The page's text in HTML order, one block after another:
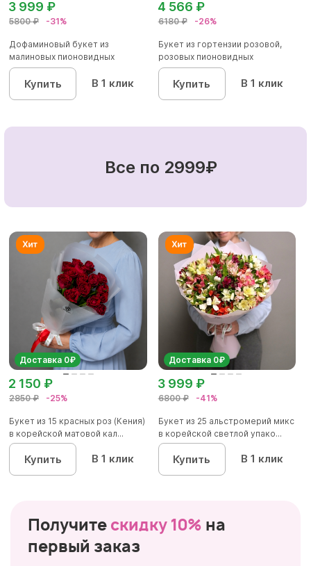
5800 ₽ -31%
3 999 ₽
Дофаминовый букет из
малиновых пионовидных
кустовых роз...
Купить В 1 клик
6180 ₽ -26%
4 566 ₽
Букет из гортензии розовой,
розовых пионовидных
кустовы...
Купить В 1 клик
Все по 2999₽
Доставка 0₽
2850 ₽ -25%
2 150 ₽
Букет из 15 красных роз (Кения)
в корейской матовой кал...
Купить В 1 клик
Доставка 0₽
6800 ₽ -41%
3 999 ₽
Букет из 25 альстромерий микс
в корейской светлой упако...
Купить В 1 клик
Получите скидку 10% на
первый заказ